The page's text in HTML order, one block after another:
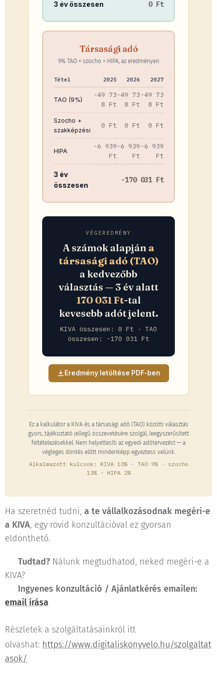
3 év összesen 0 Ft
Társasági adó
9% TAO + szocho + HIPA, az eredményen
Tétel 2025 2026 2027
TAO (9%)
-49 73
8 Ft
-49 73
8 Ft
-49 73
8 Ft
Szocho +
szakképzési
0 Ft 0 Ft 0 Ft
HIPA
-6 939
Ft
-6 939
Ft
-6 939
Ft
3 év
összesen
-170 031 Ft
VÉGEREDMÉNY
A számok alapján a
társasági adó (TAO)
a kedvezőbb
választás — 3 év alatt
170 031 Ft-tal
kevesebb adót jelent.
KIVA összesen: 0 Ft · TAO
összesen: -170 031 Ft
Eredmény letöltése PDF-ben
Ez a kalkulátor a KIVA és a társasági adó (TAO) közötti választás
gyors, tájékoztató jellegű összevetésére szolgál, leegyszerűsített
feltételezésekkel. Nem helyettesíti az egyedi adótervezést — a
végleges döntés előtt mindenképp egyeztess velünk.
Alkalmazott kulcsok: KIVA 10% · TAO 9% · szocho
13% · HIPA 2%
Ha szeretnéd tudni, a te vállalkozásodnak megéri-e
a KIVA, egy rövid konzultációval ez gyorsan
eldönthető.
Tudtad? Nálunk megtudhatod, neked megéri-e a
KIVA?
👉 Ingyenes konzultáció / Ajánlatkérés emailen:
email írása
Részletek a szolgáltatásainkról itt
olvashat: https://www.digitaliskonyvelo.hu/szolgaltat
asok/